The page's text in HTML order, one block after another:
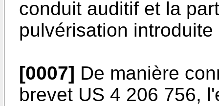
conduit auditif et la
pulvérisation
[0007] De manière
brevet US 4 206 756,